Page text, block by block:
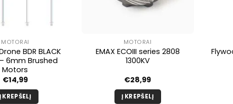
MOTORAI
BDR BLACK
6mm Brushed
Motors
€14,99
Į KREPŠELĮ
MOTORAI
EMAX ECOIII series 2808
1300KV
€28,99
Į KREPŠELĮ